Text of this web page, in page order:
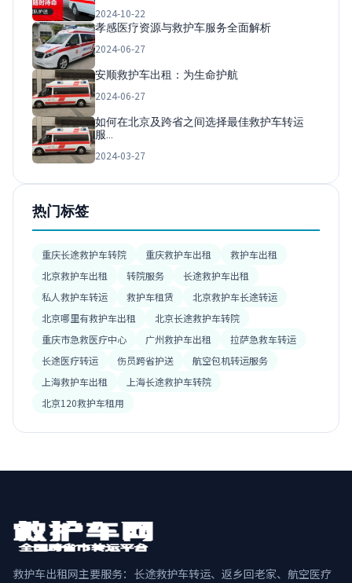
2024-10-22
孝感医疗资源与救护车服务全面解析
2024-06-27
安顺救护车出租：为生命护航
2024-06-27
如何在北京及跨省之间选择最佳救护车转运
服…
2024-03-27
热门标签
重庆长途救护车转院 重庆救护车出租
救护车出租
北京救护车出租
转院服务
长途救护车出租
私人救护车转运
救护车租赁
北京救护车长途转运
北京哪里有救护车出租
北京长途救护车转院
重庆市急救医疗中心
广州救护车出租
拉萨急救车转运
长途医疗转运
伤员跨省护送
航空包机转运服务
上海救护车出租
上海长途救护车转院
北京120救护车租用
救护车出租网主要服务：长途救护车转运、返乡回老家、航空医疗